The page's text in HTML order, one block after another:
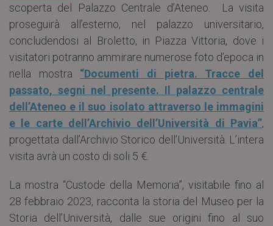
scoperta del Palazzo Centrale d’Ateneo. La visita
proseguirà all’esterno, nel palazzo universitario,
concludendosi al Broletto, in Piazza Vittoria, dove i
visitatori potranno ammirare numerose foto d’epoca in
nella mostra “Documenti di pietra. Tracce del
passato, segni nel presente. Il palazzo centrale
dell’Ateneo e il suo isolato attraverso le immagini
e le carte dell’Archivio dell’Università di Pavia”,
progettata dall’Archivio Storico dell’Università. L’intera
visita avrà un costo di soli 5 €.
La mostra “Custode della Memoria”, visitabile fino al
28 febbraio 2023, racconta la storia del Museo per la
Storia dell’Università, dalle sue origini fino al suo